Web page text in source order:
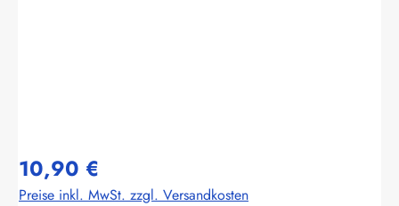
10,90 €
Preise inkl. MwSt. zzgl. Versandkosten